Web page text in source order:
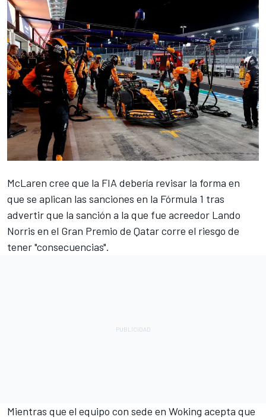
McLaren cree que la FIA debería revisar la forma en
que se aplican las sanciones en la Fórmula 1 tras
advertir que la sanción a la que fue acreedor Lando
Norris en el Gran Premio de Qatar corre el riesgo de
tener "consecuencias".
Mientras que el equipo con sede en Woking acepta que